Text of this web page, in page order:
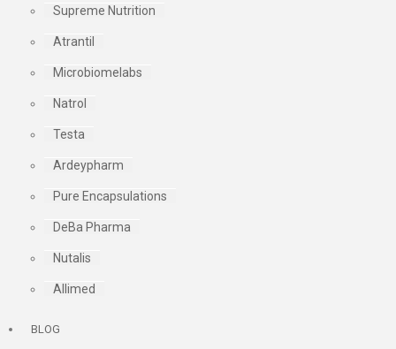
Supreme Nutrition
Atrantil
Microbiomelabs
Natrol
Testa
Ardeypharm
Pure Encapsulations
DeBa Pharma
Nutalis
Allimed
BLOG